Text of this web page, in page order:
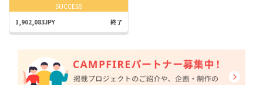
SUCCESS
1,902,083JPY 終了